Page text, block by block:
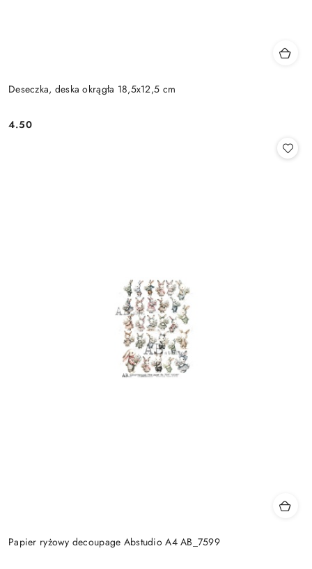
Deseczka, deska okrągła 18,5x12,5 cm
Cena:
4.50
Papier ryżowy decoupage Abstudio A4 AB_7599